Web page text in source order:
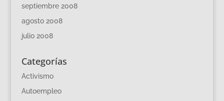
septiembre 2008
agosto 2008
julio 2008
Categorías
Activismo
Autoempleo